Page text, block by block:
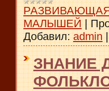
МАЛЫШЕЙ |
Добавил: admin
ЗНАНИЕ